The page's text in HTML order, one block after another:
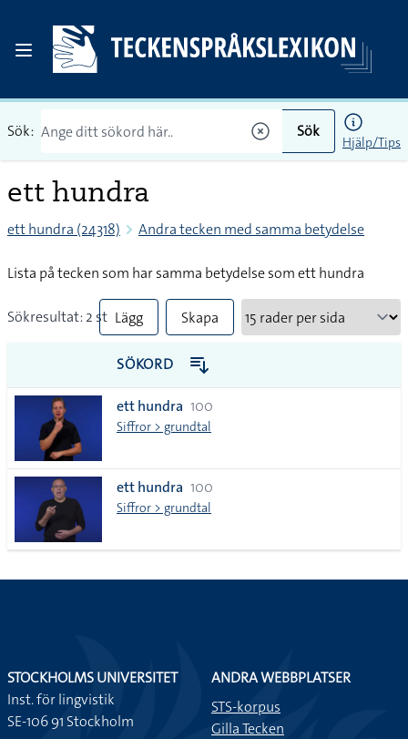
Sök: Sök
Hjälp/Tips
ett hundra
ett hundra (24318) Andra tecken med samma betydelse
Lista på tecken som har samma betydelse som ett hundra
Sökresultat: 2 st Lägg
till
alla i
lista
Skapa
PDF
SÖKORD
ett hundra 100
Siffror > grundtal
ett hundra 100
Siffror > grundtal
STOCKHOLMS UNIVERSITET
Inst. för lingvistik
SE-106 91 Stockholm
ANDRA WEBBPLATSER
STS-korpus
Gilla Tecken